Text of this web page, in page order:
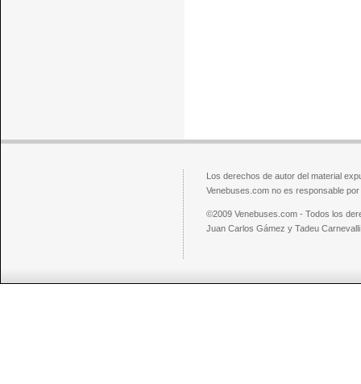
Los derechos de autor del material
Venebuses.com no es responsable
©2009 Venebuses.com - Todos los
Juan Carlos Gámez y Tadeu Carnevalli